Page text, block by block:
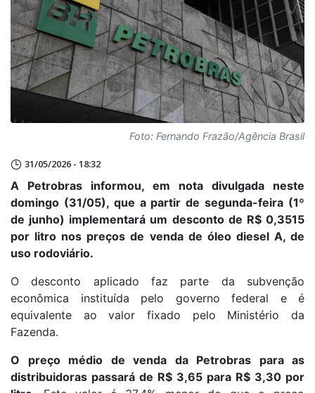
Foto: Fernando Frazão/Agência Brasil
31/05/2026 - 18:32
A Petrobras informou, em nota divulgada neste
domingo (31/05), que a partir de segunda-feira (1º
de junho) implementará um desconto de R$ 0,3515
por litro nos preços de venda de óleo diesel A, de
uso rodoviário.
O desconto aplicado faz parte da subvenção
econômica instituída pelo governo federal e é
equivalente ao valor fixado pelo Ministério da
Fazenda.
O preço médio de venda da Petrobras para as
distribuidoras passará de R$ 3,65 para R$ 3,30 por